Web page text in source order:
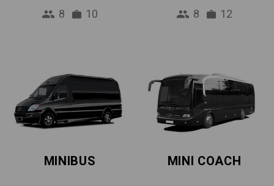
8 10 8 12
MINIBUS MINI COACH